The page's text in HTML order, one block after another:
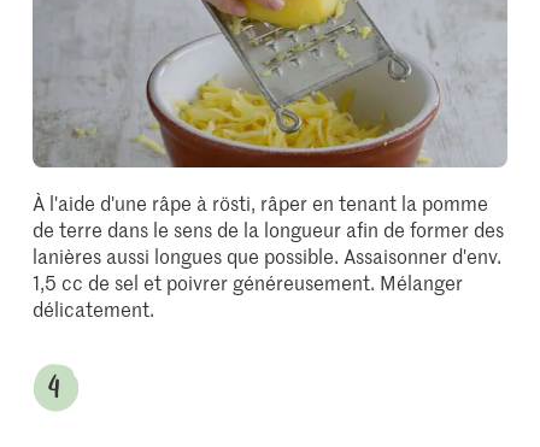
À l'aide d'une râpe à rösti, râper en tenant la pomme
de terre dans le sens de la longueur afin de former des
lanières aussi longues que possible. Assaisonner d'env.
1,5 cc de sel et poivrer généreusement. Mélanger
délicatement.